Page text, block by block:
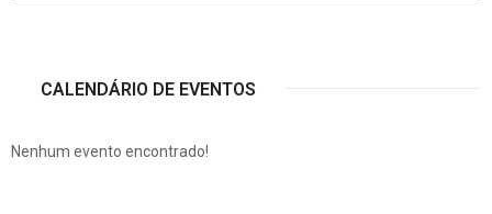
CALENDÁRIO DE EVENTOS
Nenhum evento encontrado!